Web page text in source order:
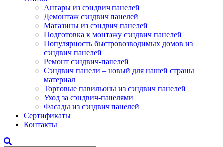
Ангары из сэндвич панелей
Демонтаж сэндвич панелей
Магазины из сэндвич панелей
Подготовка к монтажу сэндвич панелей
Популярность быстровозводимых домов из
сэндвич панелей
Ремонт сэндвич-панелей
Сэндвич панели – новый для нашей страны
материал
Торговые павильоны из сэндвич панелей
Уход за сэндвич-панелями
Фасады из сэндвич панелей
Сертификаты
Контакты